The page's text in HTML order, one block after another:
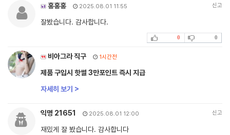
홍홍홍 2025.08.01 11:55 신고
잘봤습니다. 감사합니다.
0 0
비아그라 직구 1시간전
제품 구입시 핫썰 3만포인트 즉시 지급
자세히 보기 >
익명 21651 2025.08.01 12:00 신고
재밌게 잘 봤습니다. 감사합니다